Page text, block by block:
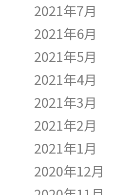
2021年7月
2021年6月
2021年5月
2021年4月
2021年3月
2021年2月
2021年1月
2020年12月